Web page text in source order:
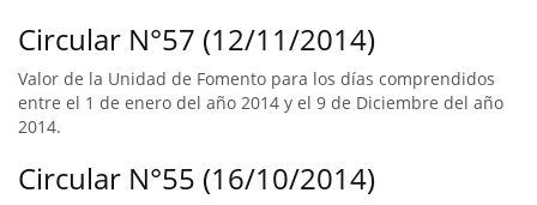
Circular N°57 (12/11/2014)
Valor de la Unidad de Fomento para los días comprendidos
entre el 1 de enero del año 2014 y el 9 de Diciembre del año
2014.
Circular N°55 (16/10/2014)